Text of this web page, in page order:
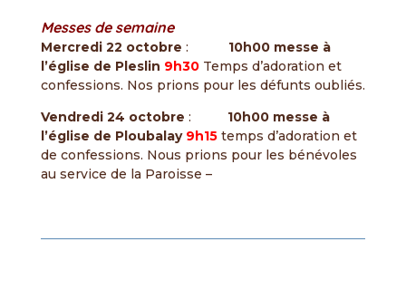
Messes de semaine
Mercredi 22 octobre : 10h00 messe à
l’église de Pleslin 9h30 Temps d’adoration et
confessions. Nos prions pour les défunts oubliés.
Vendredi 24 octobre : 10h00 messe à
l’église de Ploubalay 9h15temps d’adoration et
de confessions. Nous prions pour les bénévoles
au service de la Paroisse –